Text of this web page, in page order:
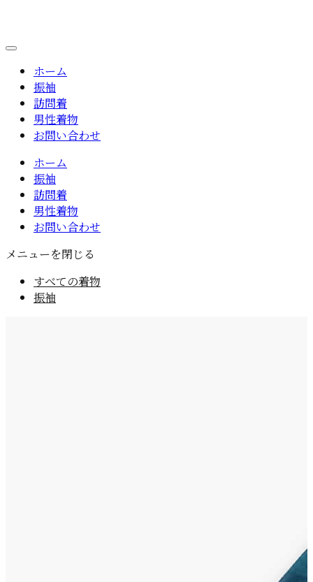
ホーム
振袖
訪問着
男性着物
お問い合わせ
ホーム
振袖
訪問着
男性着物
お問い合わせ
メニューを閉じる
すべての着物
振袖